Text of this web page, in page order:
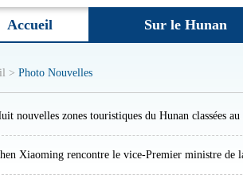
Accueil Sur le Hunan
> Photo Nouvelles
nouvelles zones touristiques du Hunan classées
Xiaoming rencontre le vice-Premier ministre de